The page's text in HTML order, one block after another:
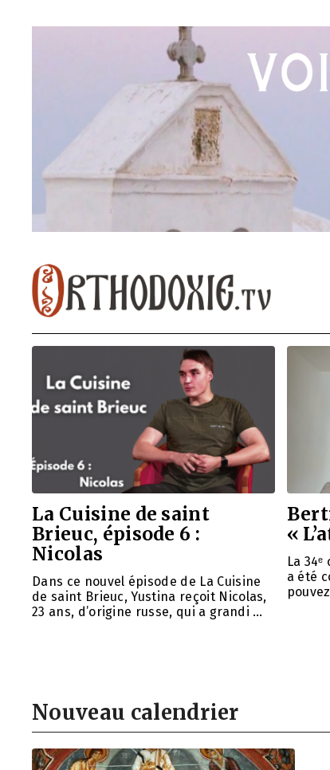
La Cuisine de saint
Brieuc, épisode 6 :
Nicolas
Dans ce nouvel épisode de La Cuisine
de saint Brieuc, Yustina reçoit Nicolas,
23 ans, d’origine russe, qui a grandi …
«
La
a été
Nouveau calendrier